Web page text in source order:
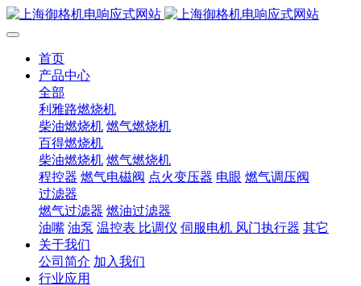
首页
产品中心
全部
利雅路燃烧机
柴油燃烧机 燃气燃烧机
百得燃烧机
柴油燃烧机 燃气燃烧机
程控器 燃气电磁阀 点火变压器 电眼 燃气调压阀
过滤器
燃气过滤器 燃油过滤器
油嘴 油泵 温控表 比调仪 伺服电机 风门执行器 其它
关于我们
公司简介 加入我们
行业应用